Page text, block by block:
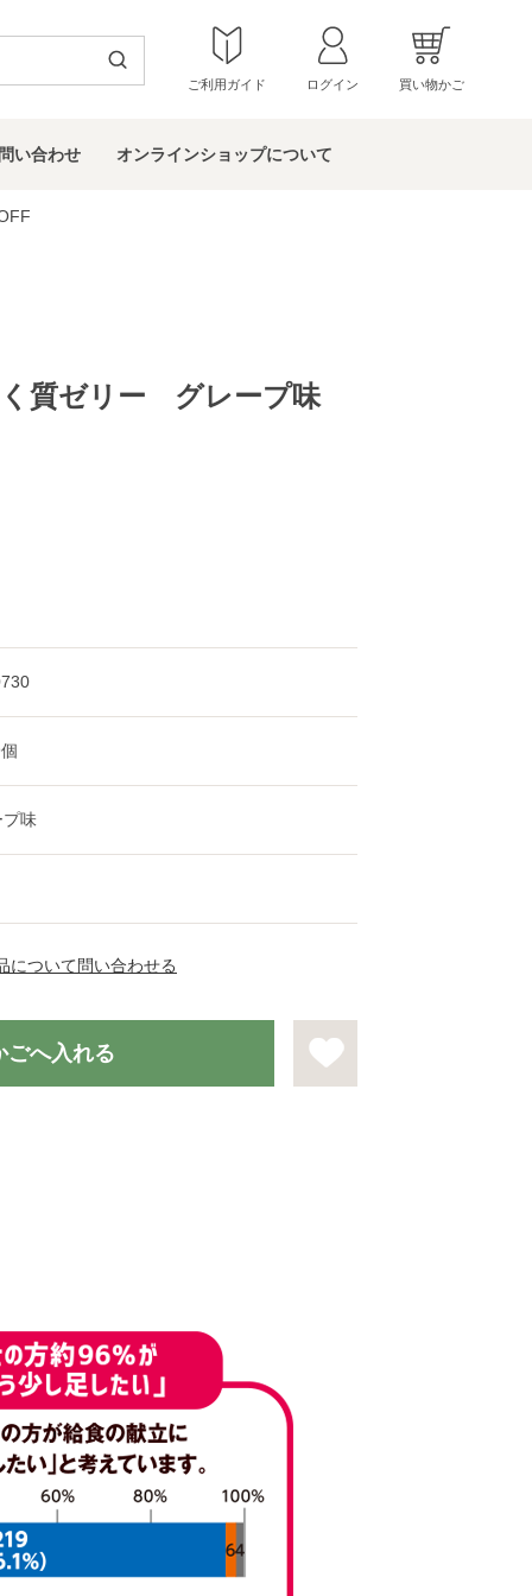
ご利用ガイド ログイン 買い物かご
い合わせ オンラインショップについて
質ゼリー グレープ味
プ味
ごへ入れる
について問い合わせる